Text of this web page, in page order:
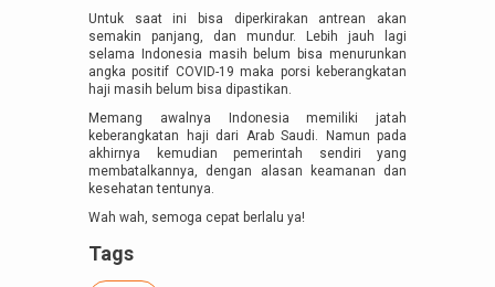
Untuk saat ini bisa diperkirakan antrean akan
semakin panjang, dan mundur. Lebih jauh lagi
selama Indonesia masih belum bisa menurunkan
angka positif COVID-19 maka porsi keberangkatan
haji masih belum bisa dipastikan.
Memang awalnya Indonesia memiliki jatah
keberangkatan haji dari Arab Saudi. Namun pada
akhirnya kemudian pemerintah sendiri yang
membatalkannya, dengan alasan keamanan dan
kesehatan tentunya.
Wah wah, semoga cepat berlalu ya!
Tags